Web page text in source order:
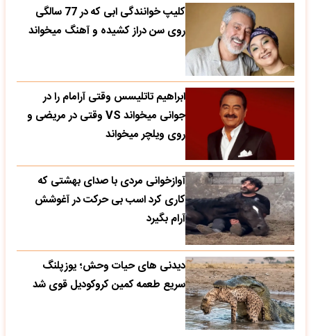
کلیپ خوانندگی ابی که در 77 سالگی
روی سن دراز کشیده و آهنگ میخواند
ابراهیم تاتلیسس وقتی آرامام را در
جوانی میخواند VS وقتی در مریضی و
روی ویلچر میخواند
آوازخوانی مردی با صدای بهشتی که
کاری کرد اسب بی حرکت در آغوشش
آرام بگیرد
دیدنی های حیات وحش؛ یوزپلنگ
سریع طعمه کمین کروکودیل قوی شد